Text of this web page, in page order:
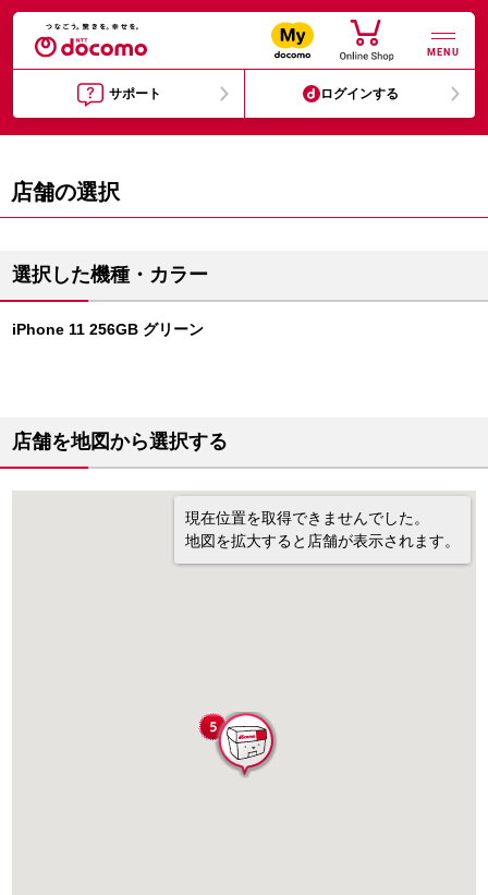
MENU
サポート ログインする
店舗の選択
選択した機種・カラー
iPhone 11 256GB グリーン
店舗を地図から選択する
現在位置を取得できませんでした。
地図を拡大すると店舗が表示されます。